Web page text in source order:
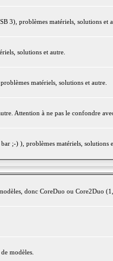
3), problèmes matériels, solutions et
solutions et autre.
matériels, solutions et autre.
Attention à ne pas le confondre
;-) ), problèmes matériels, solutions
donc CoreDuo ou Core2Duo
modèles.